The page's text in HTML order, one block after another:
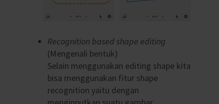
Recognition based shape editing
(Mengenali bentuk)
Selain menggunakan editing shape kita
bisa menggunakan fitur shape
recognition yaitu dengan